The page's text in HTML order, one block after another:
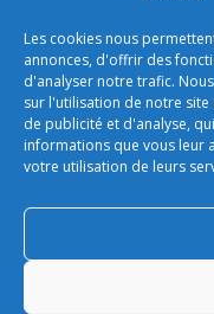
Les cookies nous
annonces, d'offrir des
d'analyser notre trafic.
sur l'utilisation de notre
de publicité et d'analyse,
informations que vous leur
votre utilisation de leurs
cadre